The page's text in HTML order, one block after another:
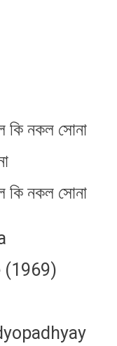
কি নকল সোনা
কি নকল সোনা
(1969)